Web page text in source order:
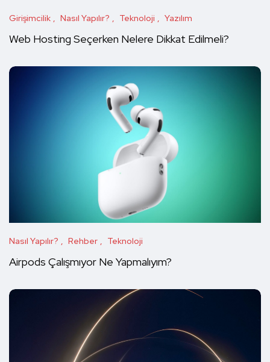
Girişimcilik Nasıl Yapılır? Teknoloji Yazılım
Web Hosting Seçerken Nelere Dikkat Edilmeli?
Nasıl Yapılır? Rehber Teknoloji
Airpods Çalışmıyor Ne Yapmalıyım?